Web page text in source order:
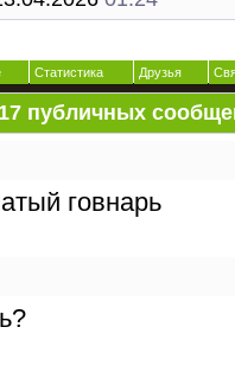
Статистика Друзья
публичных
говнарь